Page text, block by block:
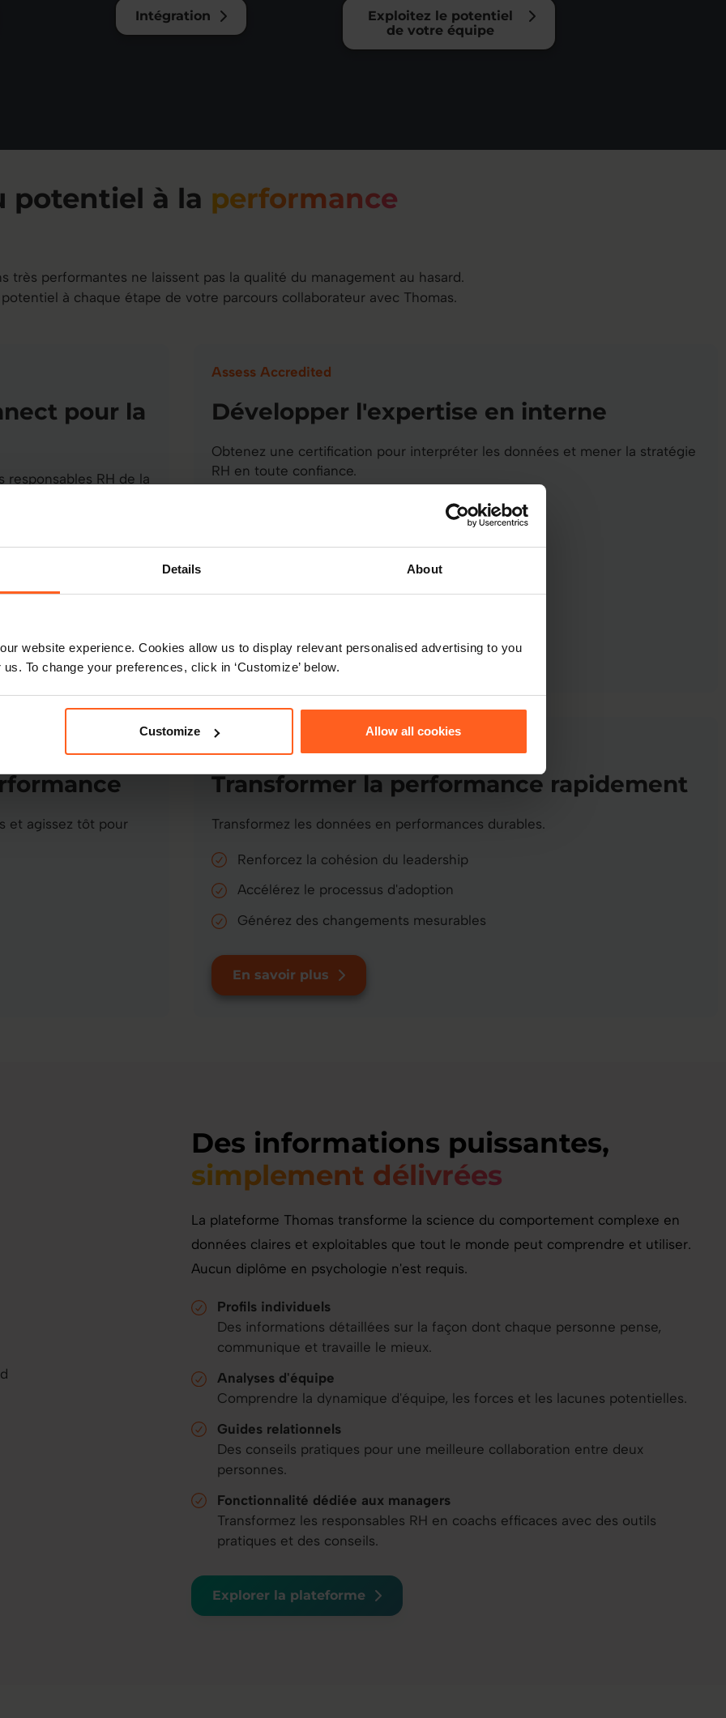
Details About
website experience. Cookies allow us to display relevant personalised advertising to you
To change your preferences, click in ‘Customize’ below.
Customize Allow all cookies
Intégration
Exploitez le potentiel
de votre équipe
potentiel à la performance
très performantes ne laissent pas la qualité du management au hasard.
à chaque étape de votre parcours collaborateur avec Thomas.
pour la
responsables RH de la
d'équipe.
quotidiennes
Assess Accredited
Développer l'expertise en interne
Obtenez une certification pour interpréter les données et mener la stratégie
RH en toute confiance.
Transformez les données en actions
Renforcez l'impact du leadership
et agissez tôt pour
Transformer la performance rapidement
Transformez les données en performances durables.
Renforcez la cohésion du leadership
Accélérez le processus d'adoption
Générez des changements mesurables
En savoir plus
Des informations puissantes,
simplement délivrées
La plateforme Thomas transforme la science du comportement complexe en
données claires et exploitables que tout le monde peut comprendre et utiliser.
Aucun diplôme en psychologie n'est requis.
Profils individuels
Des informations détaillées sur la façon dont chaque personne pense,
communique et travaille le mieux.
Analyses d'équipe
Comprendre la dynamique d'équipe, les forces et les lacunes potentielles.
Guides relationnels
Des conseils pratiques pour une meilleure collaboration entre deux
personnes.
Fonctionnalité dédiée aux managers
Transformez les responsables RH en coachs efficaces avec des outils
pratiques et des conseils.
Explorer la plateforme